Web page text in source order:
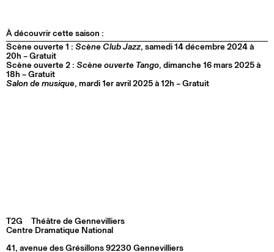
À découvrir cette saison :
Scène ouverte 1 : Scène Club Jazz, samedi 14 décembre 2024 à
20h – Gratuit
Scène ouverte 2 : Scène ouverte Tango, dimanche 16 mars 2025 à
18h – Gratuit
Salon de musique, mardi 1er avril 2025 à 12h – Gratuit
T2G
Théâtre de Gennevilliers
Centre Dramatique National
41, avenue des Grésillons 92230 Gennevilliers